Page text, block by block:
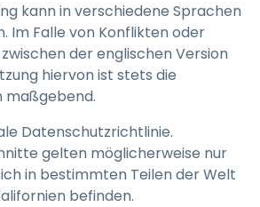
kann in verschiedene Sprachen
Im Falle von Konflikten oder
der englischen Version
hiervon ist stets die
maßgebend.
Datenschutzrichtlinie.
gelten möglicherweise nur
in bestimmten Teilen der Welt
befinden.